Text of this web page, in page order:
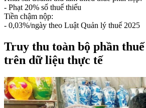
- Phạt 20% số thuế thiếu
Tiền chậm nộp:
- 0,03%/ngày theo Luật Quản lý thuế 2025
Truy thu toàn bộ phần
trên dữ liệu thực tế